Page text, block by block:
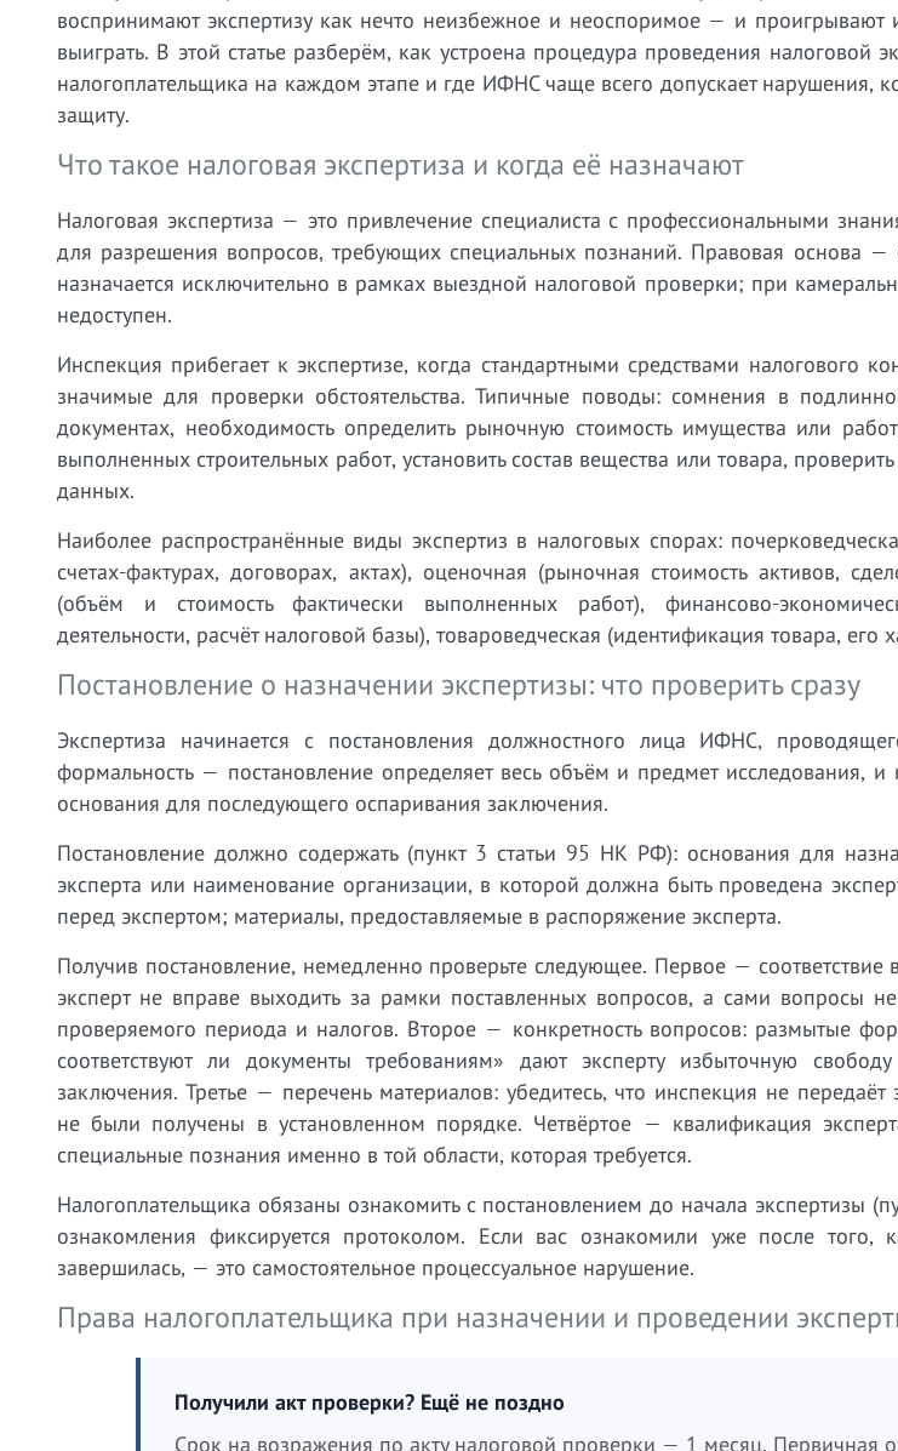
воспринимают экспертизу как нечто неизбежное и неоспоримое — и
выиграть. В этой статье разберём, как устроена процедура проведения налоговой
налогоплательщика на каждом этапе и где ИФНС чаще всего допускает нарушения,
защиту.
Что такое налоговая экспертиза и когда её назначают
Налоговая экспертиза — это привлечение специалиста с профессиональными
для разрешения вопросов, требующих специальных познаний. Правовая основа —
назначается исключительно в рамках выездной налоговой проверки; при
недоступен.
Инспекция прибегает к экспертизе, когда стандартными средствами налогового
значимые для проверки обстоятельства. Типичные поводы: сомнения в
документах, необходимость определить рыночную стоимость имущества или
выполненных строительных работ, установить состав вещества или товара, проверить
данных.
Наиболее распространённые виды экспертиз в налоговых спорах:
счетах-фактурах, договорах, актах), оценочная (рыночная стоимость активов,
(объём и стоимость фактически выполненных работ), финансово-
деятельности, расчёт налоговой базы), товароведческая (идентификация товара, его
Постановление о назначении экспертизы: что проверить сразу
Экспертиза начинается с постановления должностного лица ИФНС,
формальность — постановление определяет весь объём и предмет исследования, и
основания для последующего оспаривания заключения.
Постановление должно содержать (пункт 3 статьи 95 НК РФ): основания для
эксперта или наименование организации, в которой должна быть проведена
перед экспертом; материалы, предоставляемые в распоряжение эксперта.
Получив постановление, немедленно проверьте следующее. Первое — соответствие
эксперт не вправе выходить за рамки поставленных вопросов, а сами вопросы
проверяемого периода и налогов. Второе — конкретность вопросов: размытые
соответствуют ли документы требованиям» дают эксперту избыточную
заключения. Третье — перечень материалов: убедитесь, что инспекция не передаёт
не были получены в установленном порядке. Четвёртое — квалификация
специальные познания именно в той области, которая требуется.
Налогоплательщика обязаны ознакомить с постановлением до начала экспертизы
ознакомления фиксируется протоколом. Если вас ознакомили уже после того,
завершилась, — это самостоятельное процессуальное нарушение.
Права налогоплательщика при назначении и проведении
Получили акт проверки? Ещё не поздно
Срок на возражения по акту налоговой проверки — 1 месяц. Первичная